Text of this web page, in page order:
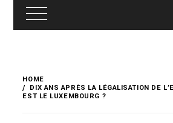
content
HOME
DIX ANS APRÈS LA LÉGALISATION DE
EST LE LUXEMBOURG ?